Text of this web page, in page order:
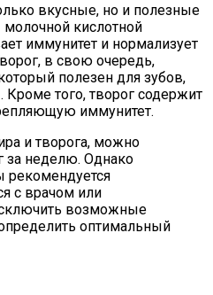
вкусные, но и полезные
кислотной
иммунитет и нормализует
в свою очередь,
полезен для зубов,
Кроме того, творог содержит
иммунитет.
и творога, можно
за неделю. Однако
рекомендуется
с врачом или
возможные
оптимальный